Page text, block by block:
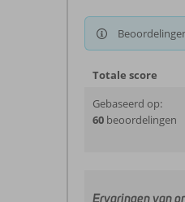
Totale score
Gebaseerd op:
60 beoordelingen
Ervaringen van